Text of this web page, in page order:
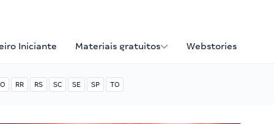
Iniciante Materiais gratuitos Webstories
RR RS SC SE SP TO